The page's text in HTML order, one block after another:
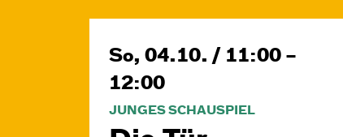
So, 04.10. / 11:00 –
12:00
JUNGES SCHAUSPIEL